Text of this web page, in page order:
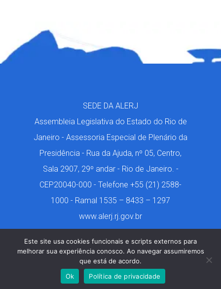
SEDE DA ALERJ
Assembleia Legislativa do Estado do Rio de
Janeiro - Assessoria Especial de Plenário da
Presidência - Rua da Ajuda, nº 05, Centro,
Sala 2907, 29º andar - Rio de Janeiro. -
CEP20040-000 - Telefone +55 (21) 2588-
1000 - Ramal 1535 – 8433 – 1297
www.alerj.rj.gov.br
Márcio de Castro. 2001-2024. Todos os Direitos
Este site usa cookies funcionais e scripts externos para
melhorar sua experiência conosco. Ao navegar assumiremos
que está de acordo.
Ok
Política de privacidade